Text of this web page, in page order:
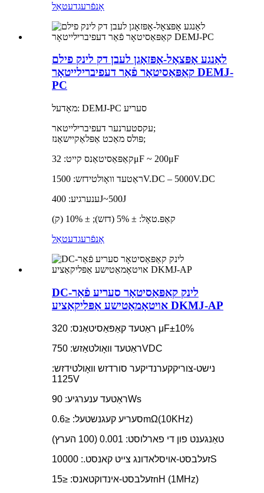
אָנפֿרעגדעטאַל
לאַנגע אָפּצאָל-אָפּזאָגן לעבן דק לינק פילם
קאַפּאַסיטאָר פֿאַר דעפיברילייטאָר DEMJ-
PC
מאָדעל: DEMJ-PC סעריע
עקסטערנער דעפיברילייטאר;
פּולס מאַכט אַפּלאַקיישאַנז;
קאַפּאַסיטאַנס קייט: 32μF ~ 200μF
ראַטעד וואָולטידזש: 1500V.DC – 5000V.DC
ענערגיע: 400J~500J
קאַפּ.טאָל: ± 5% (דזש); ± 10% (ק)
אָנפֿרעגדעטאַל
DC-לינק קאַפּאַסיטאָר סעריע פֿאַר
אויטאָמאַטישע אַפּליקאַציע DKMJ-AP
ראַטעד קאַפּאַסיטאַנס: 320 μF±10%
ראַטעד וואָולטאַזש: 750VDC
נישט-צוריקקערנדיקער סורדזש וואָולטידזש:
1125V
ראַטעד ענערגיע: 90Ws
סעריע קעגנשטעל: ≤0.6mΩ(10KHz)
טאַנגענט פון די פארלוסט: 0.001 (100 הערץ)
זעלבסט-אויסלאדונג צייט קאנסט.: 10000S
זעלבסט-אינדוקטאנס: ≤15nH (1MHz)